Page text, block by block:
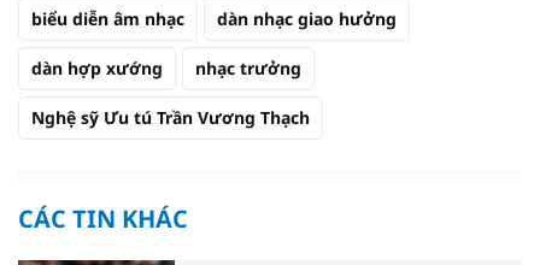
biểu diễn âm nhạc dàn nhạc giao hưởng
dàn hợp xướng nhạc trưởng
Nghệ sỹ Ưu tú Trần Vương Thạch
CÁC TIN KHÁC